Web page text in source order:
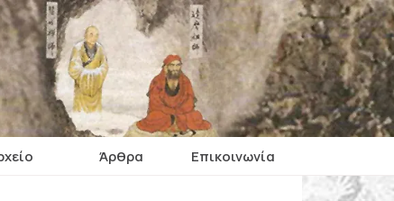
Άρθρα Επικοινωνία